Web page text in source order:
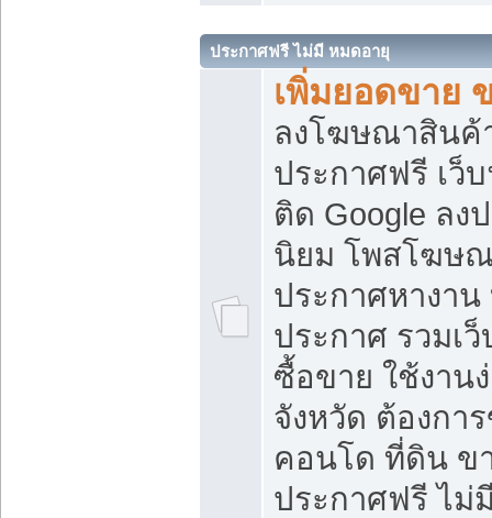
ประกาศฟรี ไม่มี หมดอายุ
เพิ่มยอดขาย
ลงโฆษณาสิน
ประกาศฟรี เว็
ติด Google ลง
นิยม โพสโฆษ
ประกาศหางาน
ประกาศ รวมเ
ซื้อขาย ใช้งาน
จังหวัด ต้องกา
คอนโด ที่ดิน ข
ประกาศฟรี ไม่